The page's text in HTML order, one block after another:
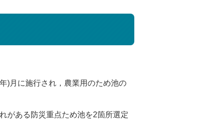
)月に施行され，農業用のため池の
がある防災重点ため池を2箇所選定